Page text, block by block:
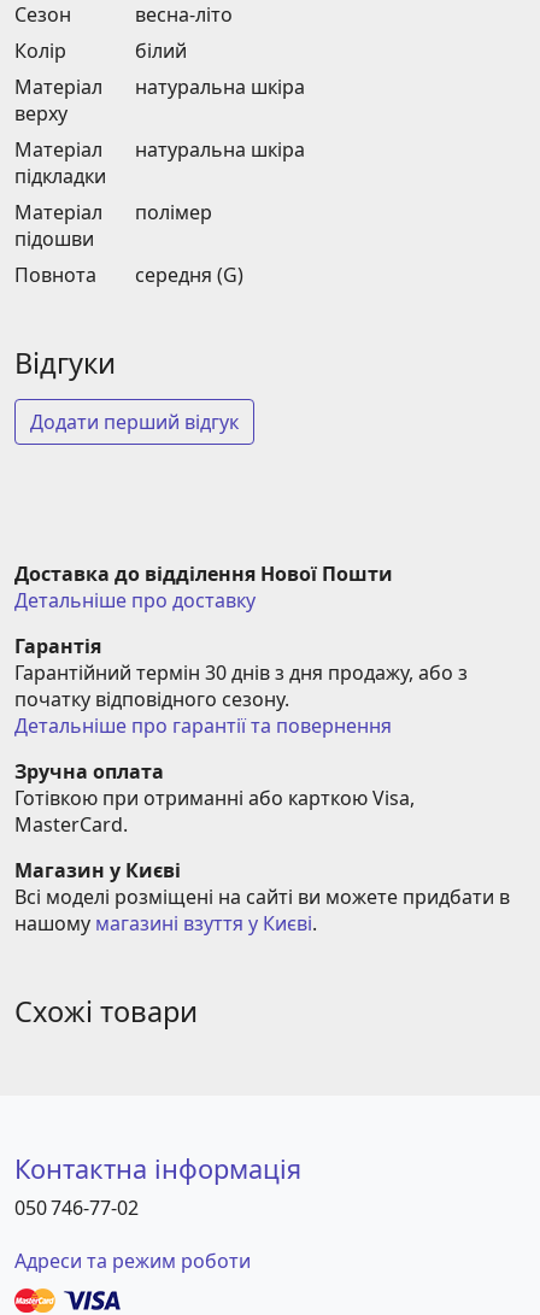
Сезон
весна-літо
Колір
білий
Матеріал
верху
натуральна шкіра
Матеріал
підкладки
натуральна шкіра
Матеріал
підошви
полімер
Повнота середня (G)
Відгуки
Додати перший відгук
Доставка до відділення Нової Пошти
Детальніше про доставку
Гарантія
Гарантійний термін 30 днів з дня продажу, або з
початку відповідного сезону.
Детальніше про гарантії та повернення
Зручна оплата
Готівкою при отриманні або карткою Visa,
MasterCard.
Магазин у Києві
Всі моделі розміщені на сайті ви можете придбати в
нашому магазині взуття у Києві.
Схожі товари
Контактна інформація
050 746-77-02
Адреси та режим роботи